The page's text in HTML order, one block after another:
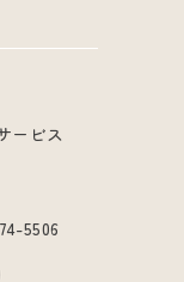
ービス
5506